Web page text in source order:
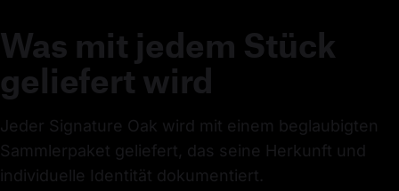
Was mit jedem Stück
geliefert wird
Jeder Signature Oak wird mit einem beglaubigten
Sammlerpaket geliefert, das seine Herkunft und
individuelle Identität dokumentiert.